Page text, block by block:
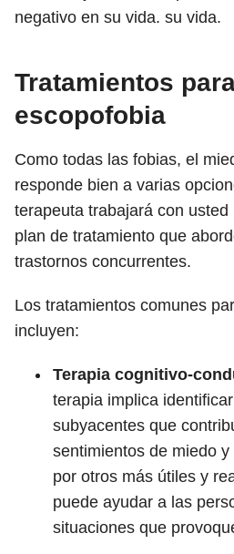
negativo en su vida. su vida.
Tratamientos
escopofobia
Como todas las fobias, el
responde bien a varias
terapeuta trabajará con
plan de tratamiento que
trastornos concurrentes.
Los tratamientos comunes
incluyen:
Terapia cognitivo-
terapia implica
subyacentes que
sentimientos de miedo
por otros más útiles y
puede ayudar a las
situaciones que